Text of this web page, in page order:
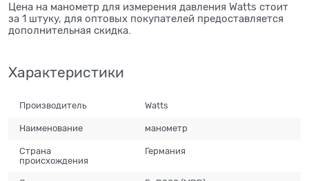
Цена на манометр для измерения давления Watts стоит
за 1 штуку, для оптовых покупателей предоставляется
дополнительная скидка.
Характеристики
Производитель Watts
Наименование манометр
Страна
происхождения
Германия